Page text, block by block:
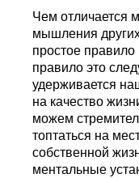
Чем отличается
мышления
простое
правило это
удерживается
на качество
можем
топтаться на
собственной
ментальные